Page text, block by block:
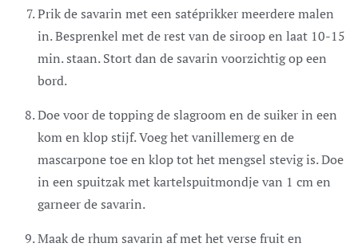
Prik de savarin met een satéprikker meerdere malen
in. Besprenkel met de rest van de siroop en laat 10-15
min. staan. Stort dan de savarin voorzichtig op een
bord.
Doe voor de topping de slagroom en de suiker in een
kom en klop stijf. Voeg het vanillemerg en de
mascarpone toe en klop tot het mengsel stevig is. Doe
in een spuitzak met kartelspuitmondje van 1 cm en
garneer de savarin.
Maak de rhum savarin af met het verse fruit en